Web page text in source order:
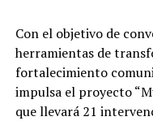
Con el objetivo de
herramientas de
fortalecimiento
impulsa el proyecto
que llevará 21